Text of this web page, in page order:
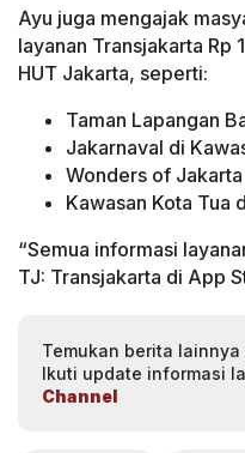
Ayu juga mengajak
layanan Transjakarta Rp
HUT Jakarta, seperti:
Taman Lapangan
Jakarnaval di
Wonders of
Kawasan Kota Tua
“Semua informasi
TJ: Transjakarta di App
Temukan berita lainnya
Ikuti update informasi
Channel